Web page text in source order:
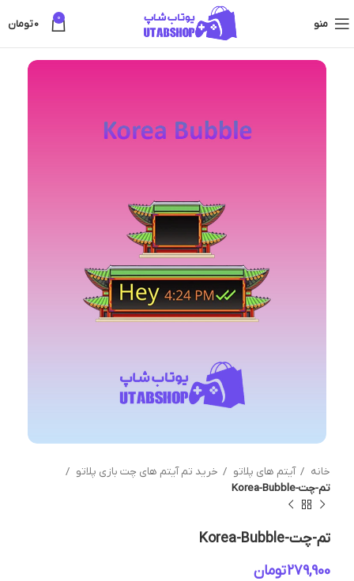
منو 0
0تومان
خانه آیتم های پلاتو
خرید تم آیتم های چت بازی پلاتو
تم-چت-Korea-Bubble
تم-چت-Korea-Bubble
تومان